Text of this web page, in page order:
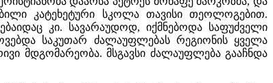
კატეხეტური სკოლა თავისი თეოლოგებით.
კი. სავარაუდოდ, იქმნებოდა საფუძველი
საკუთარ ძალაუფლებას რეგიონის ყველა
მდგომარეობა. მსგავსი ძალაუფლება გააჩნდა